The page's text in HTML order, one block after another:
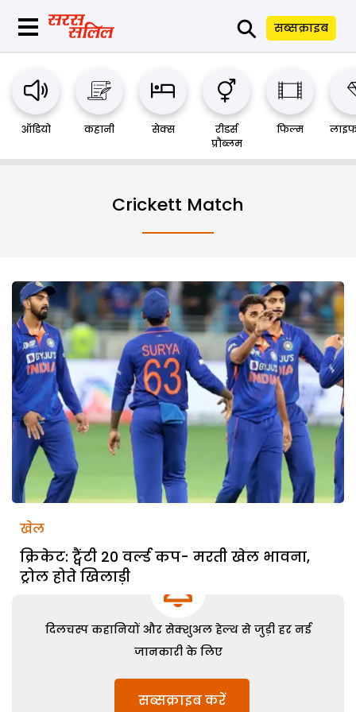
⚲ सब्सक्राइब
ऑडियो कहानी सेक्स
रीडर्स
प्रौब्लम
फिल्म
Crickett Match
खेल
क्रिकेट: ट्वैंटी 20 वर्ल्ड कप- मरती खेल भावना,
ट्रोल होते खिलाड़ी
दिलचस्प कहानियों और सेक्शुअल हेल्थ से जुड़ी हर नई
जानकारी के लिए
सब्सक्राइब करें